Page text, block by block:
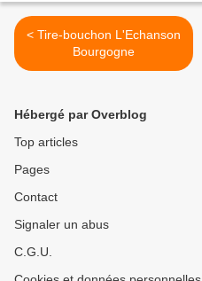
< Tire-bouchon L'Echanson
Bourgogne
Hébergé par Overblog
Top articles
Pages
Contact
Signaler un abus
C.G.U.